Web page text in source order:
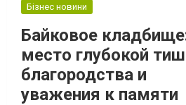
Бізнес новини
Байковое
место глубокой
благородства и
уважения к памяти